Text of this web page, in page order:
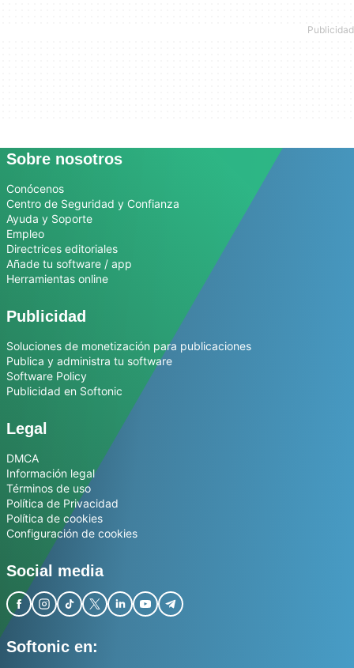
Sobre nosotros
Conócenos
Centro de Seguridad y Confianza
Ayuda y Soporte
Empleo
Directrices editoriales
Añade tu software / app
Herramientas online
Publicidad
Soluciones de monetización para publicaciones
Publica y administra tu software
Software Policy
Publicidad en Softonic
Legal
DMCA
Información legal
Términos de uso
Política de Privacidad
Política de cookies
Configuración de cookies
Social media
Softonic en: